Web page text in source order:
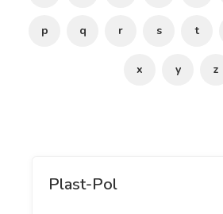
p q r s t
x y z
Plast-Pol